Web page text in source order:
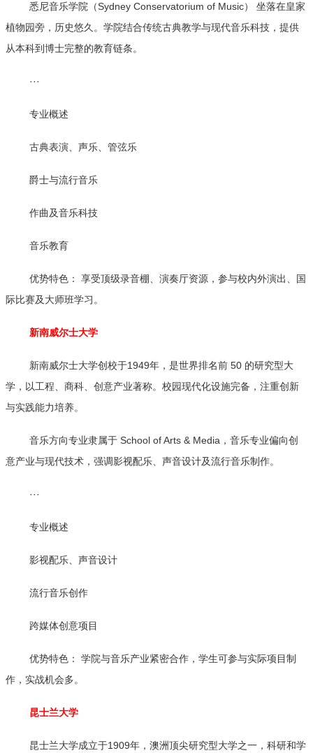
悉尼音乐学院（Sydney Conservatorium of Music） 坐落在皇家
植物园旁，历史悠久。学院结合传统古典教学与现代音乐科技，提供
从本科到博士完整的教育链条。
···
专业概述
古典表演、声乐、管弦乐
爵士与流行音乐
作曲及音乐科技
音乐教育
优势特色： 享受顶级录音棚、演奏厅资源，参与校内外演出、国
际比赛及大师班学习。
新南威尔士大学
新南威尔士大学创校于1949年，是世界排名前 50 的研究型大
学，以工程、商科、创意产业著称。校园现代化设施完备，注重创新
与实践能力培养。
音乐方向专业隶属于 School of Arts & Media，音乐专业偏向创
意产业与现代技术，强调影视配乐、声音设计及流行音乐制作。
···
专业概述
影视配乐、声音设计
流行音乐创作
跨媒体创意项目
优势特色： 学院与音乐产业紧密合作，学生可参与实际项目制
作，实战机会多。
昆士兰大学
昆士兰大学成立于1909年，澳洲顶尖研究型大学之一，科研和学